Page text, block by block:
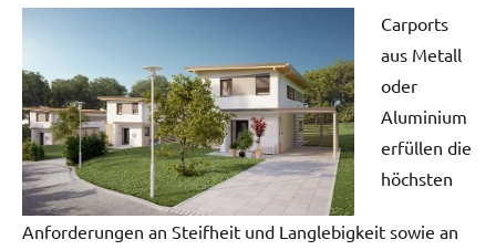
Carports
aus Metall
oder
Aluminium
erfüllen die
höchsten
Anforderungen an Steifheit und Langlebigkeit sowie an